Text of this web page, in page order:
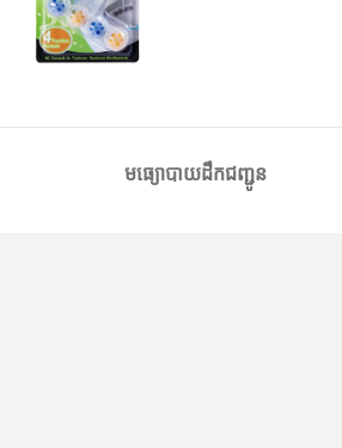
មធ្យោបាយដឹកជញ្ជូន